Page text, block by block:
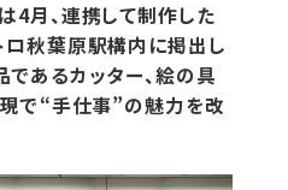
4月、連携して制作した
ロ秋葉原駅構内に掲出し
であるカッター、絵の具
で“手仕事”の魅力を改